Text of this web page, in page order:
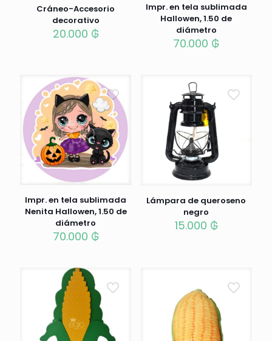
Cráneo-Accesorio
decorativo
20.000 ₲
Impr. en tela sublimada
Hallowen, 1.50 de
diámetro
70.000 ₲
Impr. en tela sublimada
Nenita Hallowen, 1.50 de
diámetro
70.000 ₲
Lámpara de queroseno
negro
15.000 ₲